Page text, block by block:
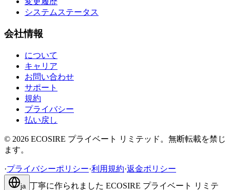
システムステータス
会社情報
について
キャリア
お問い合わせ
サポート
規約
プライバシー
払い戻し
© 2026 ECOSIRE プライベート リミテッド。無断転載を禁じ
ます。
·プライバシーポリシー·利用規約·返金ポリシー
ja 丁寧に作られました ECOSIRE プライベート リミテ